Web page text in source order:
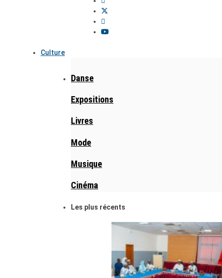
Culture
Danse
Expositions
Livres
Mode
Musique
Cinéma
Les plus récents